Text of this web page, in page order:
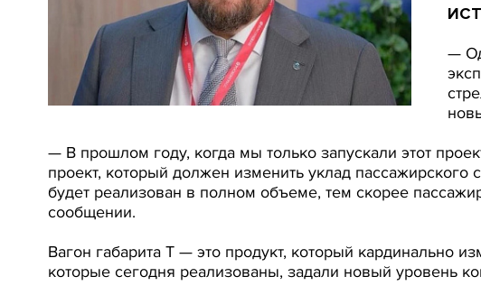
—
— В прошлом году, когда мы только запускали этот
проект, который должен изменить уклад
будет реализован в полном объеме, тем скорее
сообщении.
Вагон габарита Т — это продукт, который кардинально
которые сегодня реализованы, задали новый уровень